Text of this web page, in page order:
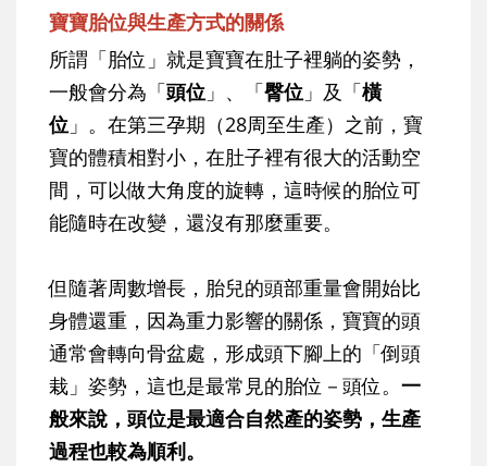
寶寶胎位與生產方式的關係
所謂「胎位」就是寶寶在肚子裡躺的姿勢，
一般會分為「頭位 」、「臀位 」及「橫
位 」。在第三孕期（28周至生產）之前，寶
寶的體積相對小，在肚子裡有很大的活動空
間，可以做大角度的旋轉，這時候的胎位可
能隨時在改變，還沒有那麼重要。
但隨著周數增長，胎兒的頭部重量會開始比
身體還重，因為重力影響的關係，寶寶的頭
通常會轉向骨盆處，形成頭下腳上的「倒頭
栽」姿勢，這也是最常見的胎位－頭位。 一
般來說，頭位是最適合自然產的姿勢，生產
過程也較為順利。